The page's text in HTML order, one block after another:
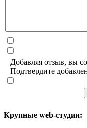
Добавляя отзыв, вы
Подтвердите
Крупные web-студии: